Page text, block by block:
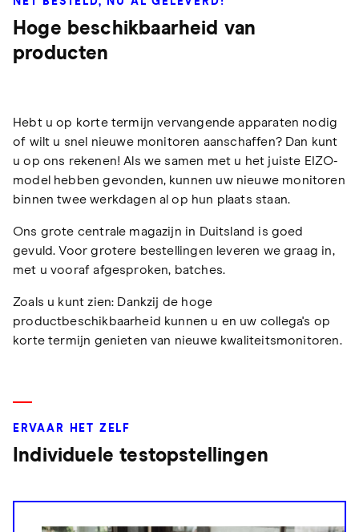
Hoge beschikbaarheid van
producten
Hebt u op korte termijn vervangende apparaten nodig
of wilt u snel nieuwe monitoren aanschaffen? Dan kunt
u op ons rekenen! Als we samen met u het juiste EIZO-
model hebben gevonden, kunnen uw nieuwe monitoren
binnen twee werkdagen al op hun plaats staan.
Ons grote centrale magazijn in Duitsland is goed
gevuld. Voor grotere bestellingen leveren we graag in,
met u vooraf afgesproken, batches.
Zoals u kunt zien: Dankzij de hoge
productbeschikbaarheid kunnen u en uw collega's op
korte termijn genieten van nieuwe kwaliteitsmonitoren.
ERVAAR HET ZELF
Individuele testopstellingen